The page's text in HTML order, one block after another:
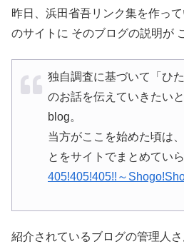
昨日、浜田省吾リンク集を作っ
のサイトに そのブログの説明が
独自調査に基づいて「ひ
のお話を伝えていきたい
blog。
当方がここを始めた頃は
とをサイトでまとめていら
405!405!405!!～
紹介されているブログの管理人